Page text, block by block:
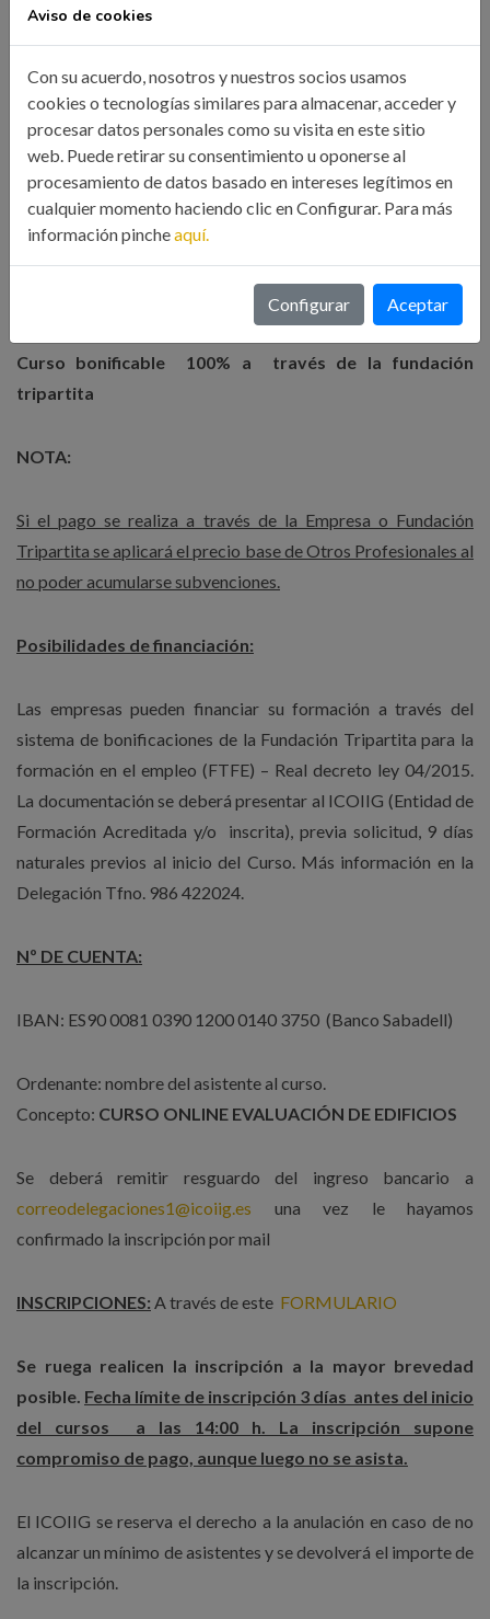
Colegiados ICOIIG y Asociados AIIG 170.- Euros
Parados (Solo para Colegiados /Asociados del ICOIIG
/ AIIG)
170.- Euros
Colegiados ICOIIG 200.- Euros
Estudiantes de último año de Ingeniería Industrial 200.- Euros
Miembros de Otros Colegios Profesionales y CGES
250.- Euros
Curso bonificable 100% a través de la fundación
tripartita
NOTA:
Si el pago se realiza a través de la Empresa o Fundación
Tripartita se aplicará el precio base de Otros Profesionales al
no poder acumularse subvenciones.
Posibilidades de financiación:
Las empresas pueden financiar su formación a través del
sistema de bonificaciones de la Fundación Tripartita para la
formación en el empleo (FTFE) – Real decreto ley 04/2015.
La documentación se deberá presentar al ICOIIG (Entidad de
Formación Acreditada y/o inscrita), previa solicitud, 9 días
naturales previos al inicio del Curso. Más información en la
Delegación Tfno. 986 422024.
Nº DE CUENTA:
IBAN: ES90 0081 0390 1200 0140 3750 (Banco Sabadell)
Ordenante: nombre del asistente al curso.
Concepto: CURSO ONLINE EVALUACIÓN DE EDIFICIOS
Se deberá remitir resguardo del ingreso bancario a
correodelegaciones1@icoiig.es una vez le hayamos
confirmado la inscripción por mail
INSCRIPCIONES: A través de este FORMULARIO
Se ruega realicen la inscripción a la mayor brevedad
posible. Fecha límite de inscripción 3 días antes del inicio
del cursos a las 14:00 h. La inscripción supone
compromiso de pago, aunque luego no se asista.
El ICOIIG se reserva el derecho a la anulación en caso de no
alcanzar un mínimo de asistentes y se devolverá el importe de
la inscripción.
Aviso de cookies
Con su acuerdo, nosotros y nuestros socios usamos
cookies o tecnologías similares para almacenar, acceder y
procesar datos personales como su visita en este sitio
web. Puede retirar su consentimiento u oponerse al
procesamiento de datos basado en intereses legítimos en
cualquier momento haciendo clic en Configurar. Para más
información pincheaquí.
Configurar Aceptar